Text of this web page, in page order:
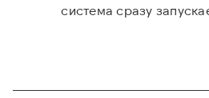
система сразу